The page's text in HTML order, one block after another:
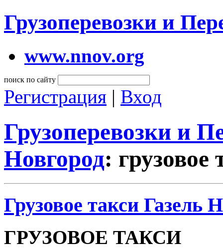
Грузоперевозки и
www.nnov.org
поиск по сайту
Регистрация | Вход
Грузоперевозки и
Новгород: грузовое
Грузовое такси Газель
ГРУЗОВОЕ ТАКСИ